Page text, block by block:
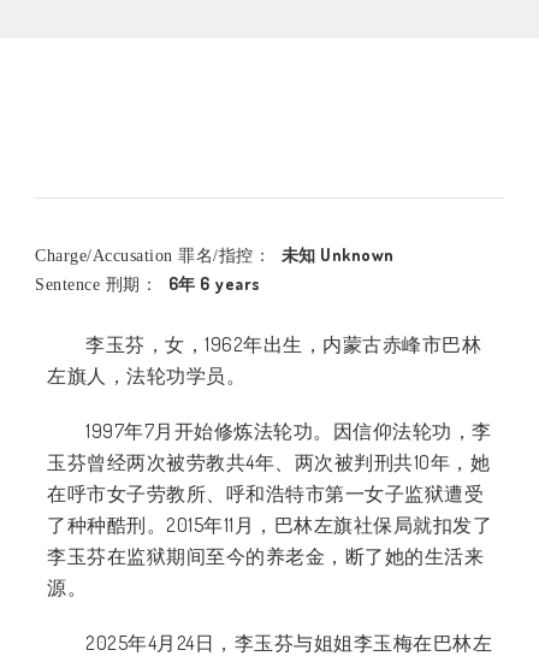
Charge/Accusation 罪名/指控： 未知 Unknown
Sentence 刑期： 6年 6 years
李玉芬，女， 1962年出生，内蒙古赤峰市巴林
左旗人，法轮功学员。
1997年7月开始修炼法轮功。因信仰法轮功，李
玉芬曾经两次被劳教共4年、两次被判刑共10年，她
在呼市女子劳教所、呼和浩特市第一女子监狱遭受
了种种酷刑。 2015年11 月，巴林左旗社保局就扣发了
李玉芬在监狱期间至今的养老金，断了她的生活来
源。
2025年4月 24日，李玉芬与姐姐李玉梅在巴林左